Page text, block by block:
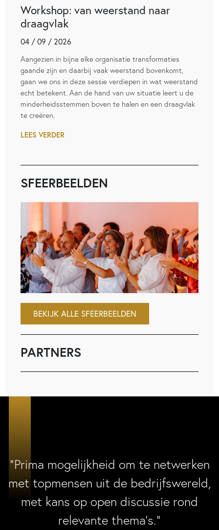
Workshop: van weerstand naar
draagvlak
04 / 09 / 2026
Aangezien in bijna elke organisatie transformaties
gaande zijn en daarbij vaak weerstand bovenkomt,
gaan we ons in deze sessie verdiepen in wat weerstand
echt betekent. Aan de hand van uw situatie leert u de
minderheidsstemmen boven te halen en een draagvlak
te creëren.
LEES VERDER
SFEERBEELDEN
BEKIJK ALLE SFEERBEELDEN
PARTNERS
“Prima mogelijkheid om te netwerken
met topmensen uit de bedrijfswereld,
met kans op open discussie rond
relevante thema’s.”